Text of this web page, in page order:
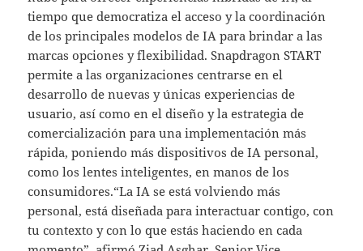
tiempo que democratiza el acceso y la coordinación
de los principales modelos de IA para brindar a las
marcas opciones y flexibilidad. Snapdragon START
permite a las organizaciones centrarse en el
desarrollo de nuevas y únicas experiencias de
usuario, así como en el diseño y la estrategia de
comercialización para una implementación más
rápida, poniendo más dispositivos de IA personal,
como los lentes inteligentes, en manos de los
consumidores.“La IA se está volviendo más
personal, está diseñada para interactuar contigo, con
tu contexto y con lo que estás haciendo en cada